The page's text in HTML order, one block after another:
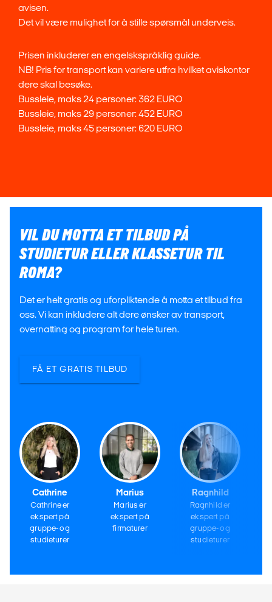
avisen.
Det vil være mulighet for å stille spørsmål underveis.
Prisen inkluderer en engelskspråklig guide.
NB! Pris for transport kan variere utfra hvilket aviskontor
dere skal besøke.
Bussleie, maks 24 personer: 362 EURO
Bussleie, maks 29 personer: 452 EURO
Bussleie, maks 45 personer: 620 EURO
VIL DU MOTTA ET TILBUD PÅ
STUDIETUR ELLER KLASSETUR TIL
ROMA?
Det er helt gratis og uforpliktende å motta et tilbud fra
oss. Vi kan inkludere alt dere ønsker av transport,
overnatting og program for hele turen.
FÅ ET GRATIS TILBUD
Cathrine
Cathrine er
ekspert på
gruppe- og
studieturer
Marius
Marius er
ekspert på
firmaturer
Ragnhild
Ragnhild er
ekspert på
gruppe- og
studieturer